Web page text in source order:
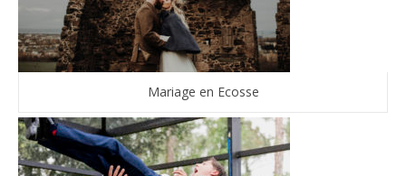
Mariage en Ecosse